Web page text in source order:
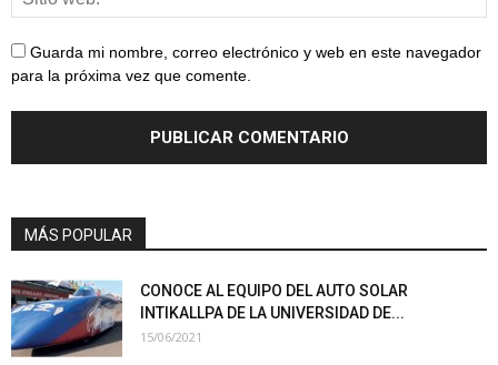
Guarda mi nombre, correo electrónico y web en este navegador
para la próxima vez que comente.
MÁS POPULAR
CONOCE AL EQUIPO DEL AUTO SOLAR
INTIKALLPA DE LA UNIVERSIDAD DE...
15/06/2021